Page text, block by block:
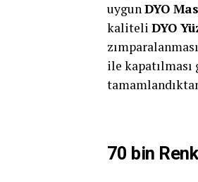
uygunDYO
kaliteli DYO
ile
70 bin